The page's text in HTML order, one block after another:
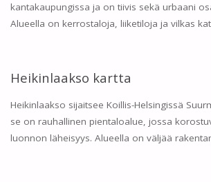
kantakaupungissa ja on tiivis sekä urbaani
Alueella on kerrostaloja, liiketiloja ja vilkas
Heikinlaakso kartta
Heikinlaakso sijaitsee Koillis-Helsingissä
se on rauhallinen pientaloalue, jossa
luonnon läheisyys. Alueella on väljää